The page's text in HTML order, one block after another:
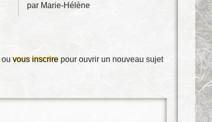
par Marie-Hélène
ouvous inscrire pour ouvrir un nouveau sujet